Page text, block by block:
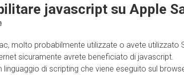
javascript su Apple
molto probabilmente utilizzate o avete utilizzato
sicuramente avrete beneficiato di javascript.
linguaggio di scripting che viene eseguito sul